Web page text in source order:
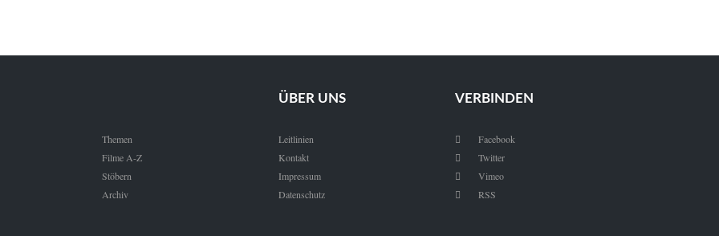
Schnee.
Themen
Filme A-Z
Stöbern
Archiv
ÜBER UNS
Leitlinien
Kontakt
Impressum
Datenschutz
VERBINDEN
 Facebook
 Twitter
 Vimeo
 RSS